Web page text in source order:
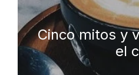
Cinco mitos y
el